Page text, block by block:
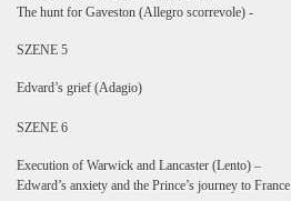
The hunt for Gaveston (Allegro scorrevole) -
SZENE 5
Edvard’s grief (Adagio)
SZENE 6
Execution of Warwick and Lancaster (Lento) –
Edward’s anxiety and the Prince’s journey to France